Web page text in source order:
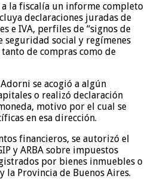
la fiscalía un informe completo
declaraciones juradas de
e IVA, perfiles de “signos de
seguridad social y regímenes
de compras como de
se acogió a algún
o realizó declaración
motivo por el cual se
en esa dirección.
financieros, se autorizó el
y ARBA sobre impuestos
por bienes inmuebles o
la Provincia de Buenos Aires.